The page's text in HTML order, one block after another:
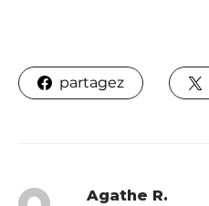
partagez
Agathe R.